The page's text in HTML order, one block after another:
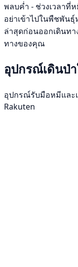
พลบค่ำ - ช่วงเวลาที่
อย่าเข้าไปในพืชพัน
ล่าสุดก่อนออกเดินทา
ทางของคุณ
อุปกรณ์เดินป่
อุปกรณ์รับมือหมีและ
Rakuten